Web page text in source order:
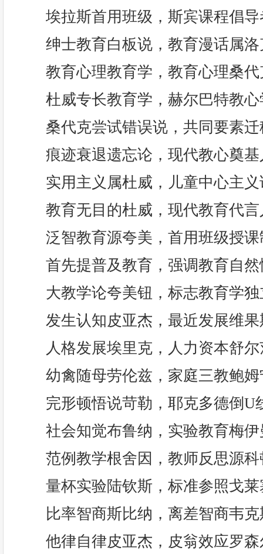
埃拉斯首用班级，斯宾课程倡
绅士教育白板说，教育漫话属
教育心理教育学，教育心理桑
杜威专长教育学，赫尔巴特教
桑代克尝试错误说，共同要素
痕迹衰退遗忘论，现代教心奠
实用主义属杜威，儿童中心主
教育无目的杜威，现代教育代
泛智教育源夸美，首用班级授
首先提普及教育，强调教育自
大教学论夸美钮，标志教育学
发生认知皮亚杰，最近发展维
人格发展埃里克，人力资本舒
幼禽随母劳伦兹，家庭三教鲍
完形顿悟说苛勒，耶克多德倒U
社会知觉布鲁纳，实验教育梅
范例教学根舍因，教师反思源
量杯实验陆钦斯，标准参照戈
比率智商斯比纳，离差智商韦
他律自律皮亚杰，皮翁效应罗